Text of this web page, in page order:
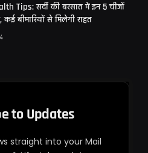
Tips: सर्दी की बरसात में इन 5 चीजों
बीमारियों से मिलेगी राहत
to Updates
straight into your Mail